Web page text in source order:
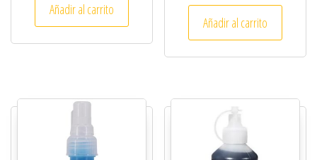
Añadir al carrito
Añadir al carrito